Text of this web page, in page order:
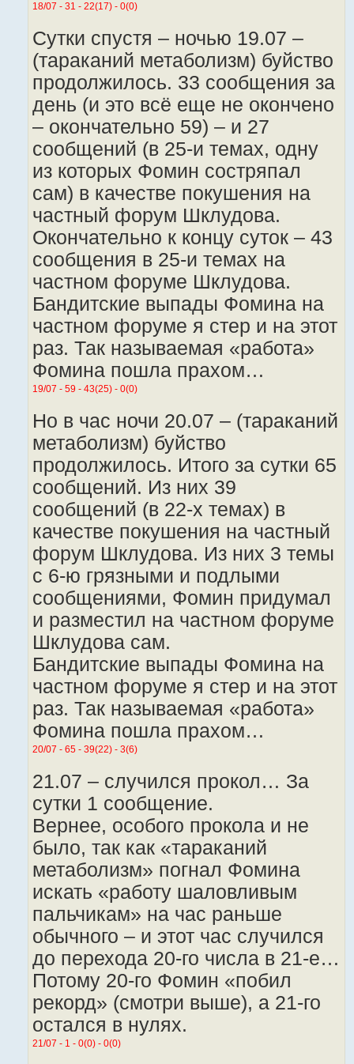
18/07 - 31 - 22(17) - 0(0)
Сутки спустя – ночью 19.07 –
(тараканий метаболизм) буйство
продолжилось. 33 сообщения за
день (и это всё еще не окончено
– окончательно 59) – и 27
сообщений (в 25-и темах, одну
из которых Фомин состряпал
сам) в качестве покушения на
частный форум Шклудова.
Окончательно к концу суток – 43
сообщения в 25-и темах на
частном форуме Шклудова.
Бандитские выпады Фомина на
частном форуме я стер и на этот
раз. Так называемая «работа»
Фомина пошла прахом…
19/07 - 59 - 43(25) - 0(0)
Но в час ночи 20.07 – (тараканий
метаболизм) буйство
продолжилось. Итого за сутки 65
сообщений. Из них 39
сообщений (в 22-х темах) в
качестве покушения на частный
форум Шклудова. Из них 3 темы
с 6-ю грязными и подлыми
сообщениями, Фомин придумал
и разместил на частном форуме
Шклудова сам.
Бандитские выпады Фомина на
частном форуме я стер и на этот
раз. Так называемая «работа»
Фомина пошла прахом…
20/07 - 65 - 39(22) - 3(6)
21.07 – случился прокол… За
сутки 1 сообщение.
Вернее, особого прокола и не
было, так как «тараканий
метаболизм» погнал Фомина
искать «работу шаловливым
пальчикам» на час раньше
обычного – и этот час случился
до перехода 20-го числа в 21-е…
Потому 20-го Фомин «побил
рекорд» (смотри выше), а 21-го
остался в нулях.
21/07 - 1 - 0(0) - 0(0)